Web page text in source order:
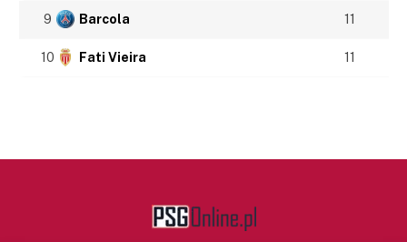
9 Barcola 11
10 Fati Vieira 11